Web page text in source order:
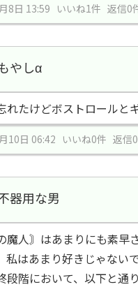
8日 13:59 いいね1件 返信0
やしα
れたけどボストロールと
10日 06:42 いいね0件 返信
用な男
魔人〙はあまりにも素
私はあまり好きじゃない
段階において、以下と通